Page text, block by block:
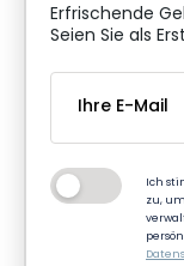
Erfrischende
Seien Sie als
Ich
zu,